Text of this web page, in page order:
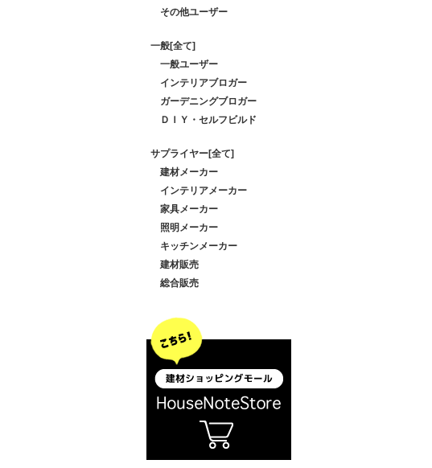
その他ユーザー
一般[全て]
一般ユーザー
インテリアブロガー
ガーデニングブロガー
ＤＩＹ・セルフビルド
サプライヤー[全て]
建材メーカー
インテリアメーカー
家具メーカー
照明メーカー
キッチンメーカー
建材販売
総合販売